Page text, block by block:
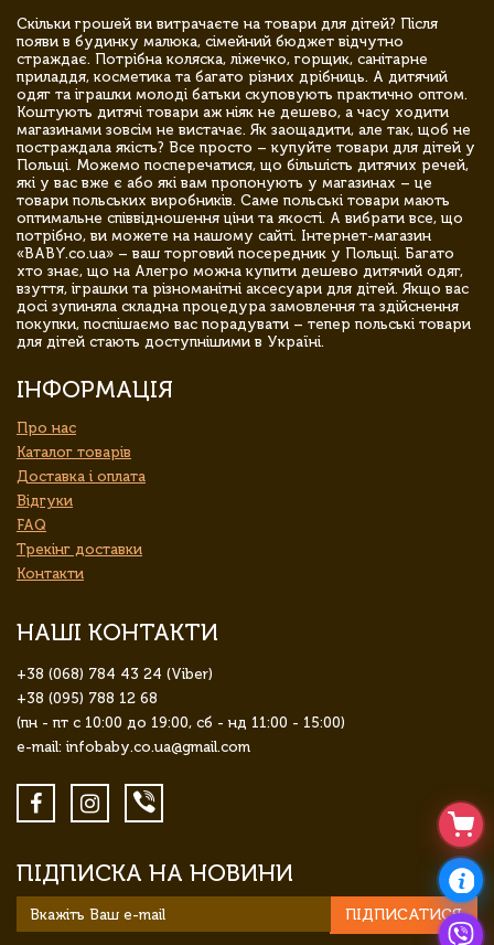
Скільки грошей ви витрачаєте на товари для дітей? Після
появи в будинку малюка, сімейний бюджет відчутно
страждає. Потрібна коляска, ліжечко, горщик, санітарне
приладдя, косметика та багато різних дрібниць. А дитячий
одяг та іграшки молоді батьки скуповують практично оптом.
Коштують дитячі товари аж ніяк не дешево, а часу ходити
магазинами зовсім не вистачає. Як заощадити, але так, щоб не
постраждала якість? Все просто – купуйте товари для дітей у
Польщі. Можемо посперечатися, що більшість дитячих речей,
які у вас вже є або які вам пропонують у магазинах – це
товари польських виробників. Саме польські товари мають
оптимальне співвідношення ціни та якості. А вибрати все, що
потрібно, ви можете на нашому сайті. Інтернет-магазин
«BABY.co.ua» – ваш торговий посередник у Польщі. Багато
хто знає, що на Алегро можна купити дешево дитячий одяг,
взуття, іграшки та різноманітні аксесуари для дітей. Якщо вас
досі зупиняла складна процедура замовлення та здійснення
покупки, поспішаємо вас порадувати – тепер польські товари
для дітей стають доступнішими в Україні.
ІНФОРМАЦІЯ
Про нас
Каталог товарів
Доставка і оплата
Відгуки
FAQ
Трекінг доставки
Контакти
НАШІ КОНТАКТИ
+38 (068) 784 43 24 (Viber)
+38 (095) 788 12 68
(пн - пт с 10:00 до 19:00, сб - нд 11:00 - 15:00)
e-mail: infobaby.co.ua@gmail.com
ПІДПИСКА НА НОВИНИ
ПІДПИСАТИСЯ